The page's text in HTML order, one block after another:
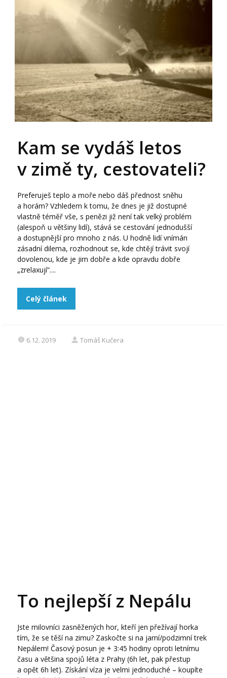
Kam se vydáš letos
v zimě ty, cestovateli?
Preferuješ teplo a moře nebo dáš přednost sněhu
a horám? Vzhledem k tomu, že dnes je již dostupné
vlastně téměř vše, s penězi již není tak velký problém
(alespoň u většiny lidí), stává se cestování jednodušší
a dostupnější pro mnoho z nás. U hodně lidí vnímán
zásadní dilema, rozhodnout se, kde chtějí trávit svojí
dovolenou, kde je jim dobře a kde opravdu dobře
„zrelaxují“....
Celý článek
6.12. 2019 Tomáš Kučera
To nejlepší z Nepálu
Jste milovníci zasněžených hor, kteří jen přežívají horka
tím, že se těší na zimu? Zaskočte si na jarní/podzimní trek
Nepálem! Časový posun je + 3:45 hodiny oproti letnímu
času a většina spojů léta z Prahy (6h let, pak přestup
a opět 6h let). Získání víza je velmi jednoduché – koupíte